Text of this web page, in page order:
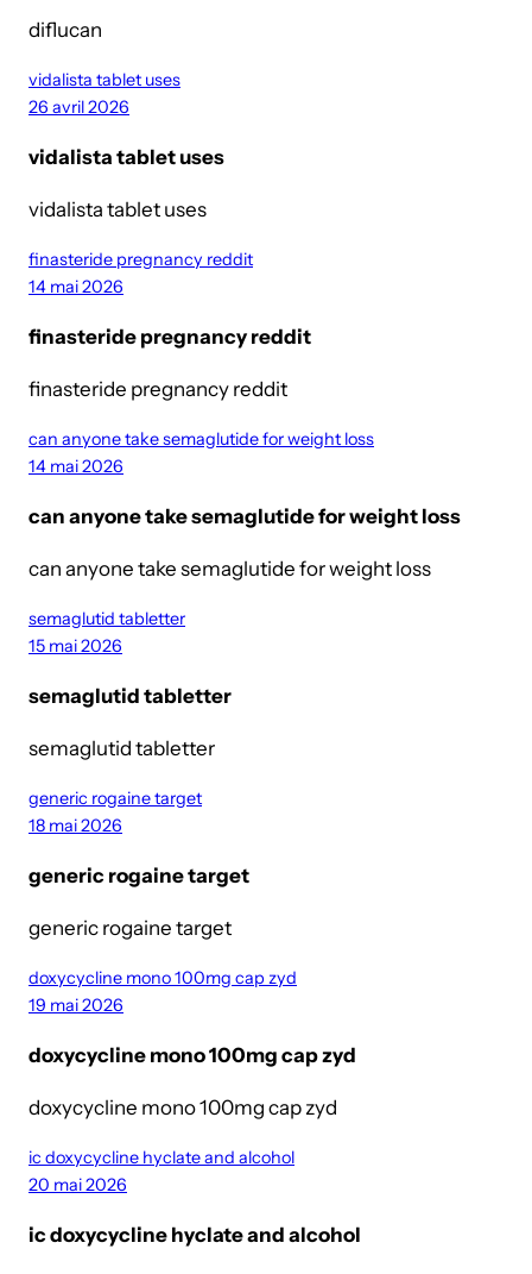
diflucan
vidalista tablet uses
26 avril 2026
vidalista tablet uses
vidalista tablet uses
finasteride pregnancy reddit
14 mai 2026
finasteride pregnancy reddit
finasteride pregnancy reddit
can anyone take semaglutide for weight loss
14 mai 2026
can anyone take semaglutide for weight loss
can anyone take semaglutide for weight loss
semaglutid tabletter
15 mai 2026
semaglutid tabletter
semaglutid tabletter
generic rogaine target
18 mai 2026
generic rogaine target
generic rogaine target
doxycycline mono 100mg cap zyd
19 mai 2026
doxycycline mono 100mg cap zyd
doxycycline mono 100mg cap zyd
ic doxycycline hyclate and alcohol
20 mai 2026
ic doxycycline hyclate and alcohol